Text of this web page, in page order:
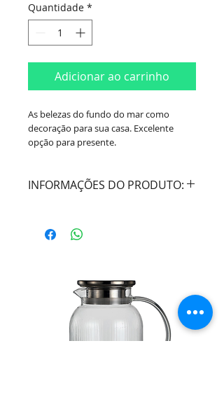
Quantidade *
Adicionar ao carrinho
As belezas do fundo do mar como
decoração para sua casa. Excelente
opção para presente.
INFORMAÇÕES DO PRODUTO:
Material: Poliresina
/Largura: 14,5cm / Altura: 11cm
Mart Collection